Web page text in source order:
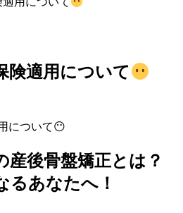
険適用について
産後骨盤矯正とは？
るあなたへ！